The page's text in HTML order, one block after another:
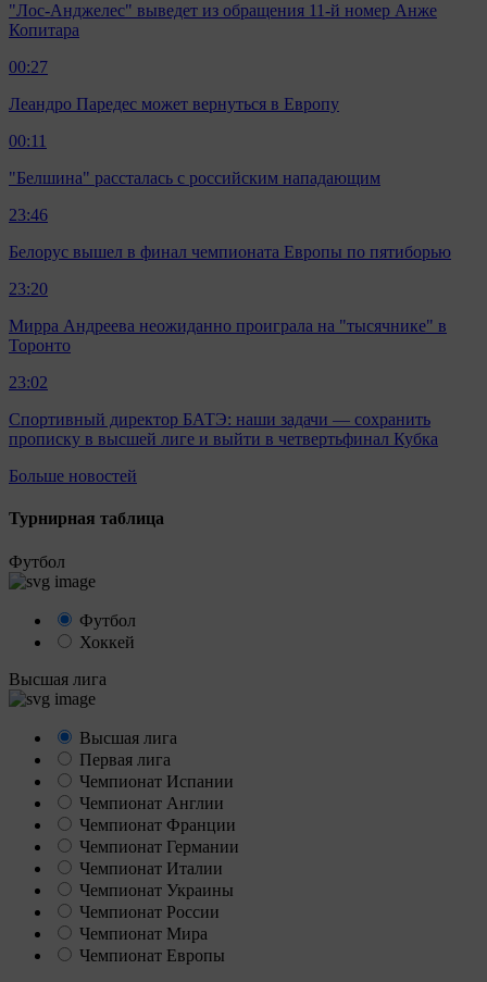
"Лос-Анджелес" выведет из обращения 11-й номер Анже
Копитара
00:27
Леандро Паредес может вернуться в Европу
00:11
"Белшина" рассталась с российским нападающим
23:46
Белорус вышел в финал чемпионата Европы по пятиборью
23:20
Мирра Андреева неожиданно проиграла на "тысячнике" в
Торонто
23:02
Спортивный директор БАТЭ: наши задачи — сохранить
прописку в высшей лиге и выйти в четвертьфинал Кубка
Больше новостей
Турнирная таблица
Футбол
Футбол
Хоккей
Высшая лига
Высшая лига
Первая лига
Чемпионат Испании
Чемпионат Англии
Чемпионат Франции
Чемпионат Германии
Чемпионат Италии
Чемпионат Украины
Чемпионат России
Чемпионат Мира
Чемпионат Европы